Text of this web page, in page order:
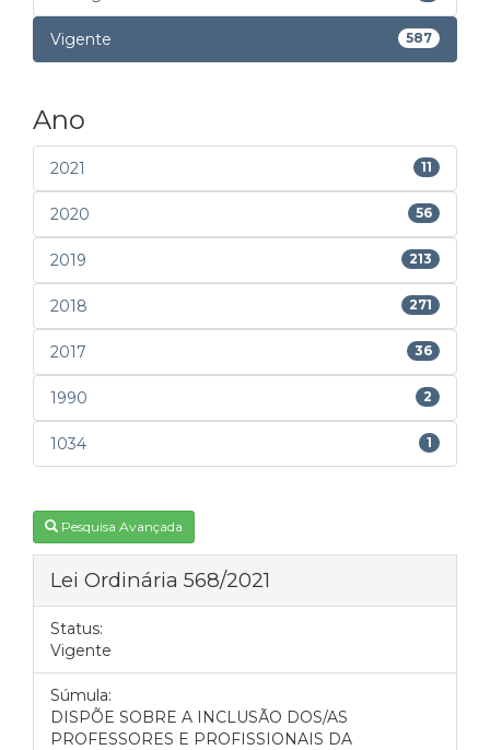
Vigente 587
Ano
2021 11
2020 56
2019 213
2018 271
2017 36
1990 2
1034 1
Pesquisa Avançada
Lei Ordinária 568/2021
Status:
Vigente
Súmula:
DISPÕE SOBRE A INCLUSÃO DOS/AS
PROFESSORES E PROFISSIONAIS DA